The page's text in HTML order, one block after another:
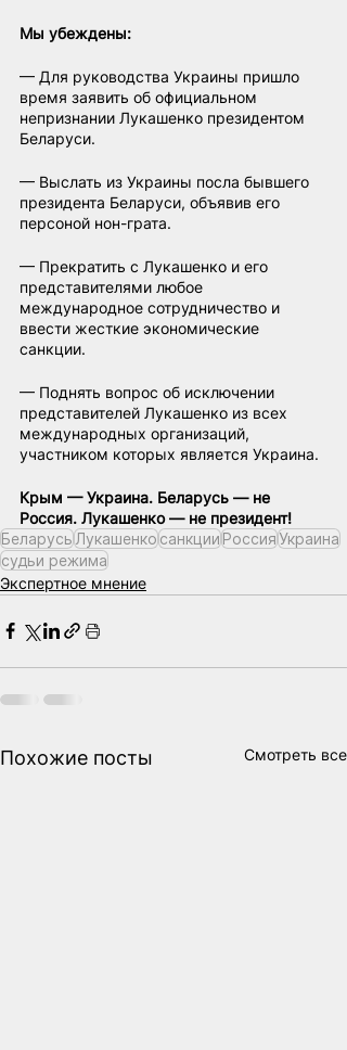
Мы убеждены:
— Для руководства Украины пришло
время заявить об официальном
непризнании Лукашенко президентом
Беларуси.
— Выслать из Украины посла бывшего
президента Беларуси, объявив его
персоной нон-грата.
— Прекратить с Лукашенко и его
представителями любое
международное сотрудничество и
ввести жесткие экономические
санкции.
— Поднять вопрос об исключении
представителей Лукашенко из всех
международных организаций,
участником которых является Украина.
Крым — Украина. Беларусь — не
Россия. Лукашенко — не президент!
БеларусьЛукашенкосанкцииРоссияУкраина
судьи режима
Экспертное мнение
Похожие посты Смотреть все